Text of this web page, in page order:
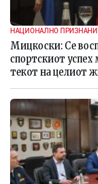
НАЦИОНАЛНО
Мицкоски: Се
спортскиот успех
текот на целиот